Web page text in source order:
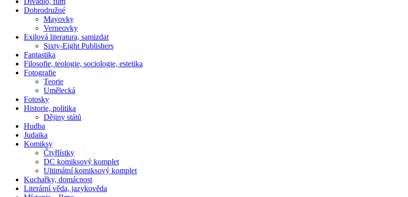
Dobrodružné
Mayovky
Verneovky
Exilová literatura, samizdat
Sixty-Eight Publishers
Fantastika
Filosofie, teologie, sociologie, estetika
Fotografie
Teorie
Umělecká
Fotosky
Historie, politika
Dějiny států
Hudba
Judaika
Komiksy
Čtyřlístky
DC komiksový komplet
Ultimátní komiksový komplet
Kuchařky, domácnost
Literární věda, jazykověda